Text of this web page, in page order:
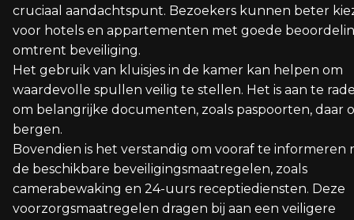
cruciaal aandachtspunt. Bezoekers kunnen beter
voor hotels en appartementen met goede
omtrent beveiliging.
Het gebruik van kluisjes in de kamer kan helpen om
waardevolle spullen veilig te stellen. Het is aan te
om belangrijke documenten, zoals paspoorten, daar
bergen.
Bovendien is het verstandig om vooraf te informeren
de beschikbare beveiligingsmaatregelen, zoals
camerabewaking en 24-uurs receptiediensten. Deze
voorzorgsmaatregelen dragen bij aan een veiligere